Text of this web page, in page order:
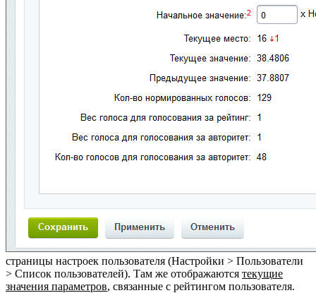
страницы настроек пользователя (Настройки > Пользователи
> Список пользователей). Там же отображаются текущие
значения параметров, связанные с рейтингом пользователя.